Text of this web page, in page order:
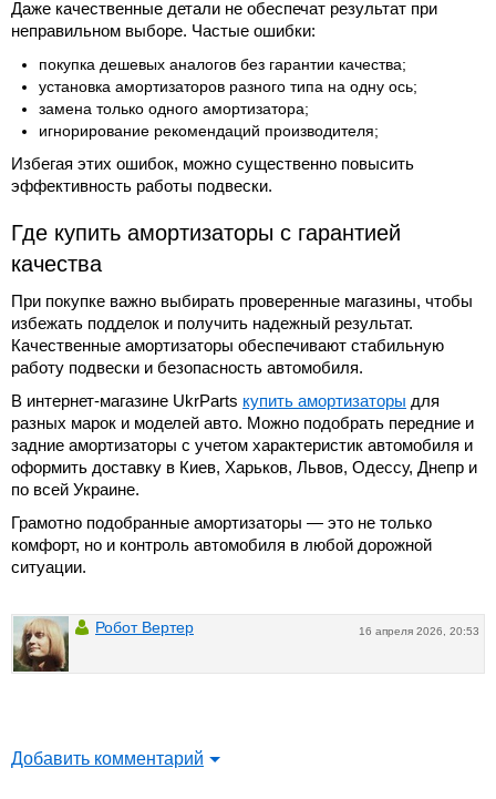
Даже качественные детали не обеспечат результат при
неправильном выборе. Частые ошибки:
покупка дешевых аналогов без гарантии качества;
установка амортизаторов разного типа на одну ось;
замена только одного амортизатора;
игнорирование рекомендаций производителя;
Избегая этих ошибок, можно существенно повысить
эффективность работы подвески.
Где купить амортизаторы с гарантией
качества
При покупке важно выбирать проверенные магазины, чтобы
избежать подделок и получить надежный результат.
Качественные амортизаторы обеспечивают стабильную
работу подвески и безопасность автомобиля.
В интернет-магазине UkrParts купить амортизаторы для
разных марок и моделей авто. Можно подобрать передние и
задние амортизаторы с учетом характеристик автомобиля и
оформить доставку в Киев, Харьков, Львов, Одессу, Днепр и
по всей Украине.
Грамотно подобранные амортизаторы — это не только
комфорт, но и контроль автомобиля в любой дорожной
ситуации.
16 апреля 2026, 20:53
Робот Вертер
Добавить комментарий